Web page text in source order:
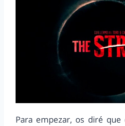
Para empezar, os diré